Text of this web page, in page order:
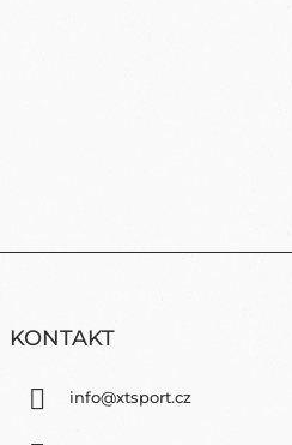
KONTAKT
info@xtsport.cz